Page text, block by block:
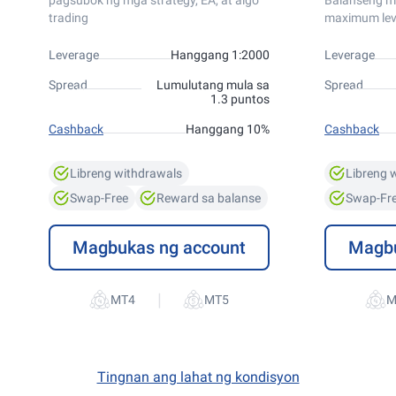
trading
Leverage Hanggang 1:2000
Spread
Lumulutang mula sa
1.3 puntos
Cashback Hanggang 10%
Libreng withdrawals
Swap-Free
Reward sa balanse
Magbukas ng account
|
maximum
Leverage
Spread
Cashback
Libreng
Swap-
Tingnan ang lahat ng kondisyon